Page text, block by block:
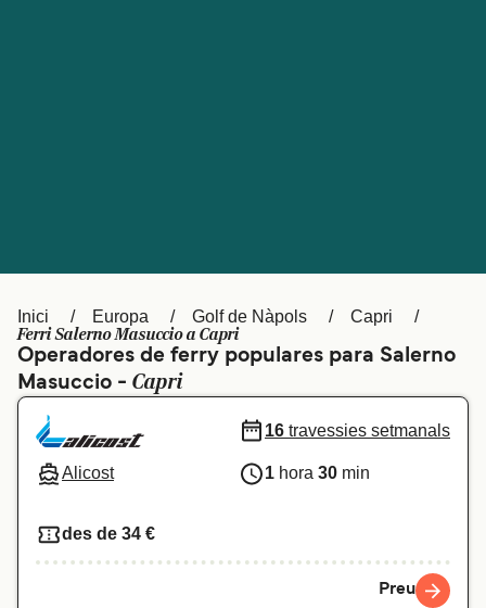
Ελλάδα Belgique (FR)
Polska Deutschland
Schweiz (DE) Norge
المغرب
Inici Europa Golf de Nàpols Capri
Ferri Salerno Masuccio a Capri
Operadores de ferry populares para Salerno
Masuccio - Capri
Alicost
16 travessies setmanals
1 hora 30 min
des de 34 €
Preu